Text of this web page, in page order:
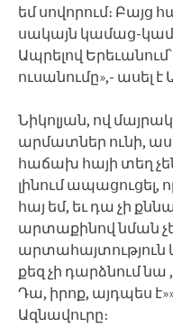
եմ սովորում։ Բայց
սակայն կամաց-
Ապրելով
ուսանումը»,- ասել է
Նիկոլյան, ով
արմատներ ունի,
հաճախ հայի տեղ
լինում ապացուցել,
հայ եմ, եւ դա չի
արտաքինով նման
արտահայտություն
քեզ չի դարձնում նա
Դա, իրոք, այդպես
Ազնավուրը։